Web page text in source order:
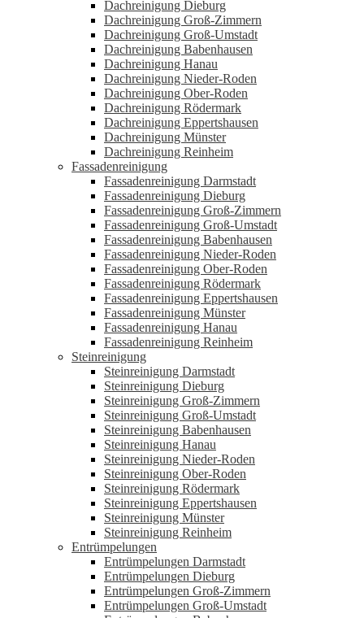
Dachreinigung Dieburg
Dachreinigung Groß-Zimmern
Dachreinigung Groß-Umstadt
Dachreinigung Babenhausen
Dachreinigung Hanau
Dachreinigung Nieder-Roden
Dachreinigung Ober-Roden
Dachreinigung Rödermark
Dachreinigung Eppertshausen
Dachreinigung Münster
Dachreinigung Reinheim
Fassadenreinigung
Fassadenreinigung Darmstadt
Fassadenreinigung Dieburg
Fassadenreinigung Groß-Zimmern
Fassadenreinigung Groß-Umstadt
Fassadenreinigung Babenhausen
Fassadenreinigung Nieder-Roden
Fassadenreinigung Ober-Roden
Fassadenreinigung Rödermark
Fassadenreinigung Eppertshausen
Fassadenreinigung Münster
Fassadenreinigung Hanau
Fassadenreinigung Reinheim
Steinreinigung
Steinreinigung Darmstadt
Steinreinigung Dieburg
Steinreinigung Groß-Zimmern
Steinreinigung Groß-Umstadt
Steinreinigung Babenhausen
Steinreinigung Hanau
Steinreinigung Nieder-Roden
Steinreinigung Ober-Roden
Steinreinigung Rödermark
Steinreinigung Eppertshausen
Steinreinigung Münster
Steinreinigung Reinheim
Entrümpelungen
Entrümpelungen Darmstadt
Entrümpelungen Dieburg
Entrümpelungen Groß-Zimmern
Entrümpelungen Groß-Umstadt